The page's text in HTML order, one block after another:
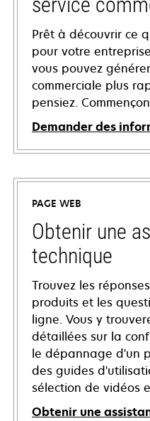
Prêt à découvrir ce
pour votre
vous pouvez
commerciale plus
pensiez.
Demander des
PAGE WEB
Obtenir une
technique
Trouvez les
produits et les
ligne. Vous y
détaillées sur la
le dépannage d'un
des guides
sélection de vidéos
Obtenir une